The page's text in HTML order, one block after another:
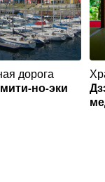
дорога
но-эки